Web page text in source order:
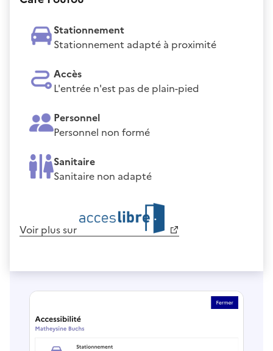
Stationnement
Stationnement adapté à proximité
Accès
L'entrée n'est pas de plain-pied
Personnel
Personnel non formé
Sanitaire
Sanitaire non adapté
Voir plus sur